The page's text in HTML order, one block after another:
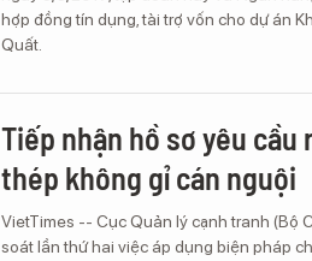
hợp đồng tín dụng, tài trợ vốn cho dự án
Quất.
Tiếp nhận hồ sơ yêu
thép không gỉ cán nguội
VietTimes -- Cục Quản lý cạnh tranh (Bộ
soát lần thứ hai việc áp dụng biện pháp